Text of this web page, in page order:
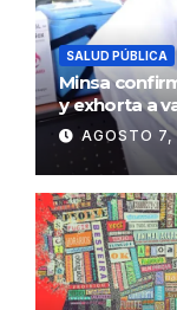
SALUD PÚBLICA
Minsa
y exhorta a
AGOSTO